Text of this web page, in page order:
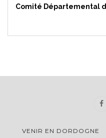
Comité Départemental
VENIR EN DORDOGNE